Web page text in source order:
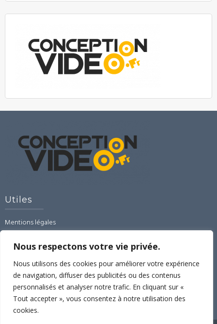
Nous respectons votre vie privée.
Nous utilisons des cookies pour améliorer votre expérience
de navigation, diffuser des publicités ou des contenus
personnalisés et analyser notre trafic. En cliquant sur «
Tout accepter », vous consentez à notre utilisation des
cookies.
Utiles
Mentions légales
CGU-CGV-RGPD
Contact
Espace formations
Formation montage vidéo avec Imovie sous Apple.